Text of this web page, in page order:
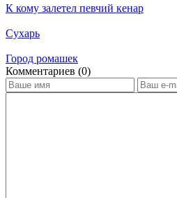
К кому залетел певчий кенар
Сухарь
Город ромашек
Ком­мен­та­ри­ев (0)